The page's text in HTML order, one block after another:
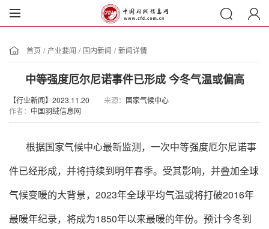
首页 / 产业要闻 / 国内新闻 / 新闻详情
中等强度厄尔尼诺事件已形成 今冬气温或偏高
【行业新闻】2023.11.20 来源： 国家气候中心
作者： 中国羽绒信息网
根据国家气候中心最新监测，一次中等强度厄尔尼诺事
件已经形成，并将持续到明年春季。受其影响，并叠加全球
气候变暖的大背景，2023年全球平均气温或将打破2016年
最暖年纪录，将成为1850年以来最暖的年份。预计今冬到